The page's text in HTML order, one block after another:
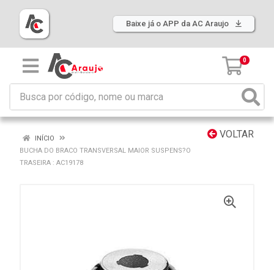
Baixe já o APP da AC Araujo
0
VOLTAR
INÍCIO
BUCHA DO BRACO TRANSVERSAL MAIOR SUSPENS?O
TRASEIRA : AC19178